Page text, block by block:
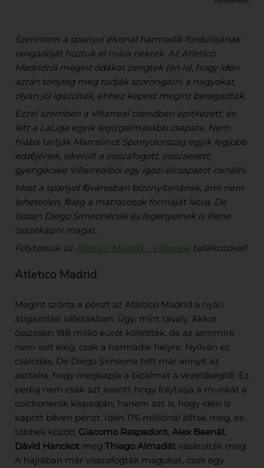
Szerintem a spanyol élvonal harmadik fordulójának
rangadóját hoztuk el mára nektek. Az Atletico
Madridról megint ódákat zengtek (én is), hogy idén
aztán tényleg meg tudják szorongatni a nagyokat,
olyan jól igazoltak, ehhez képest megint beragadtak.
Ezzel szemben a Villarreal csendben építkezett, és
lett a LaLiga egyik legizgalmasabb csapata. Nem
hiába tartják Marcelinot Spanyolország egyik legjobb
edzőjének, sikerült a visszafogott, visszaesett,
gyengécske Villarrealból egy igazi élcsapatot csinálni.
Most a spanyol fővárosban bizonyítanának, ami nem
lehetetlen, főleg a matracosok formáját látva. De
lassan Diego Simeonénak és legényeinek is illene
összekapni magát.
Folytassuk azAtletico Madrid – Villarrealtalálkozóval!
Atletico Madrid
Megint szórta a pénzt az Atletico Madrid a nyári
átigazolási időszakban. Úgy, mint tavaly. Akkor
összesen 188 millió eurót költöttek, de az semmire
nem volt elég, csak a harmadik helyre. Nyilván ez
csalódás. De Diego Simeone tett már annyit az
asztalra, hogy megkapja a bizalmat a vezetőségtől. Ez
pedig nem csak azt jelenti, hogy folytatja a munkát a
colchonerok kispadján, hanem azt is, hogy idén is
kapott bőven pénzt. Idén 176 milliónál álltak meg, és
többek között Giacomo Raspadorit, Alex Baenát,
Dávid Hanckot meg Thiago Almadát vásárolták meg.
A hajrában már visszafogták magukat, csak egy